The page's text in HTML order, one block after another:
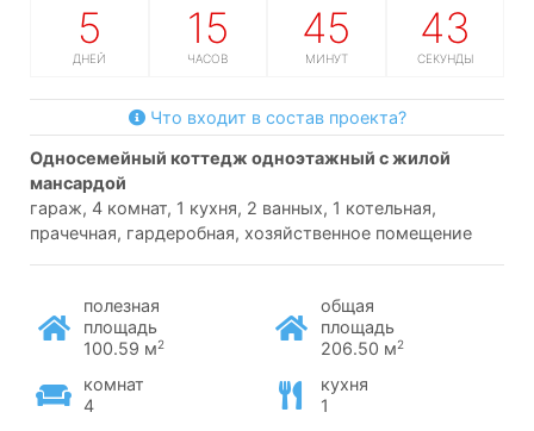
5
ДНЕЙ
15
ЧАСОВ
45
МИНУТ
43
СЕКУНДЫ
Что входит в состав проекта?
односемейный коттедж одноэтажный с жилой
мансардой
гараж, 4 комнат, 1 кухня, 2 ванных, 1 котельная,
прачечная, гардеробная, хозяйственное помещение
полезная
площадь
100.59 м2
общая
площадь
206.50 м2
комнат
4
кухня
1